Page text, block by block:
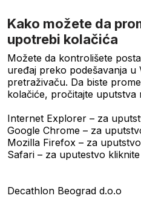
Kako možete da
upotrebi kolačića
Možete da kontrolišete
uređaj preko podešavanja u
pretraživaču. Da biste
kolačiće, pročitajte uputstva
Internet Explorer – za
Google Chrome – za
Mozilla Firefox – za
Safari – za uputestvo kliknite
Decathlon Beograd d.o.o